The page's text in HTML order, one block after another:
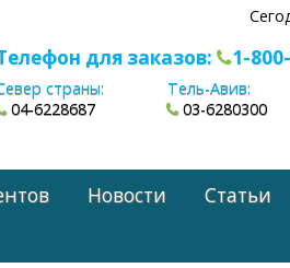
для заказов: 1-
страны:
04-6228687
Тель-Авив:
03-6280300
Новости Статьи